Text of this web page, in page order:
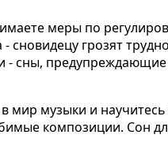
меры по
грозят
- сны,
в мир музыки и
композиции. Сон